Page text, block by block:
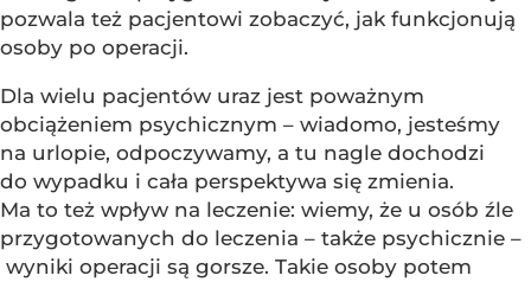
pozwala też pacjentowi zobaczyć, jak funkcjonują
osoby po operacji.
Dla wielu pacjentów uraz jest poważnym
obciążeniem psychicznym – wiadomo, jesteśmy
na urlopie, odpoczywamy, a tu nagle dochodzi
do wypadku i cała perspektywa się zmienia.
Ma to też wpływ na leczenie: wiemy, że u osób źle
przygotowanych do leczenia – także psychicznie –
wyniki operacji są gorsze. Takie osoby potem